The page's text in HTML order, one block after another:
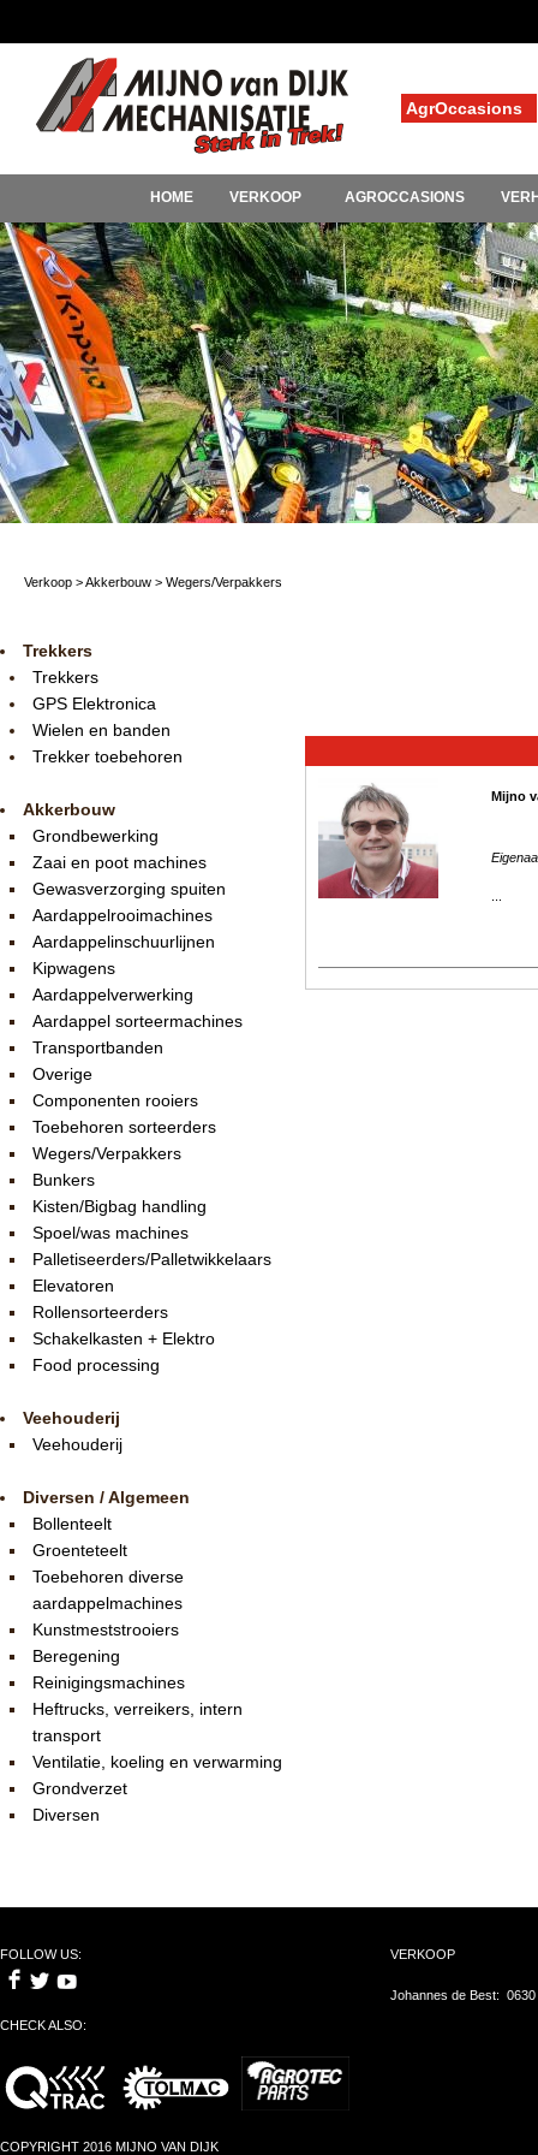
AgrOccasions
HOME VERKOOP AGROCCASIONS
Verkoop >Akkerbouw > Wegers/Verpakkers
Trekkers
Trekkers
GPS Elektronica
Wielen en banden
Trekker toebehoren
Akkerbouw
Grondbewerking
Zaai en poot machines
Gewasverzorging spuiten
Aardappelrooimachines
Aardappelinschuurlijnen
Kipwagens
Aardappelverwerking
Aardappel sorteermachines
Transportbanden
Overige
Componenten rooiers
Toebehoren sorteerders
Wegers/Verpakkers
Bunkers
Kisten/Bigbag handling
Spoel/was machines
Palletiseerders/Palletwikkelaars
Elevatoren
Rollensorteerders
Schakelkasten + Elektro
Food processing
Veehouderij
Veehouderij
Diversen / Algemeen
Bollenteelt
Groenteteelt
Toebehoren diverse
aardappelmachines
Kunstmeststrooiers
Beregening
Reinigingsmachines
Heftrucks, verreikers, intern
transport
Ventilatie, koeling en verwarming
Grondverzet
Diversen
Mijno
FOLLOW US:
CHECK ALSO:
COPYRIGHT 2016 MIJNO VAN DIJK
VERKOOP
Johannes de Best: 0630